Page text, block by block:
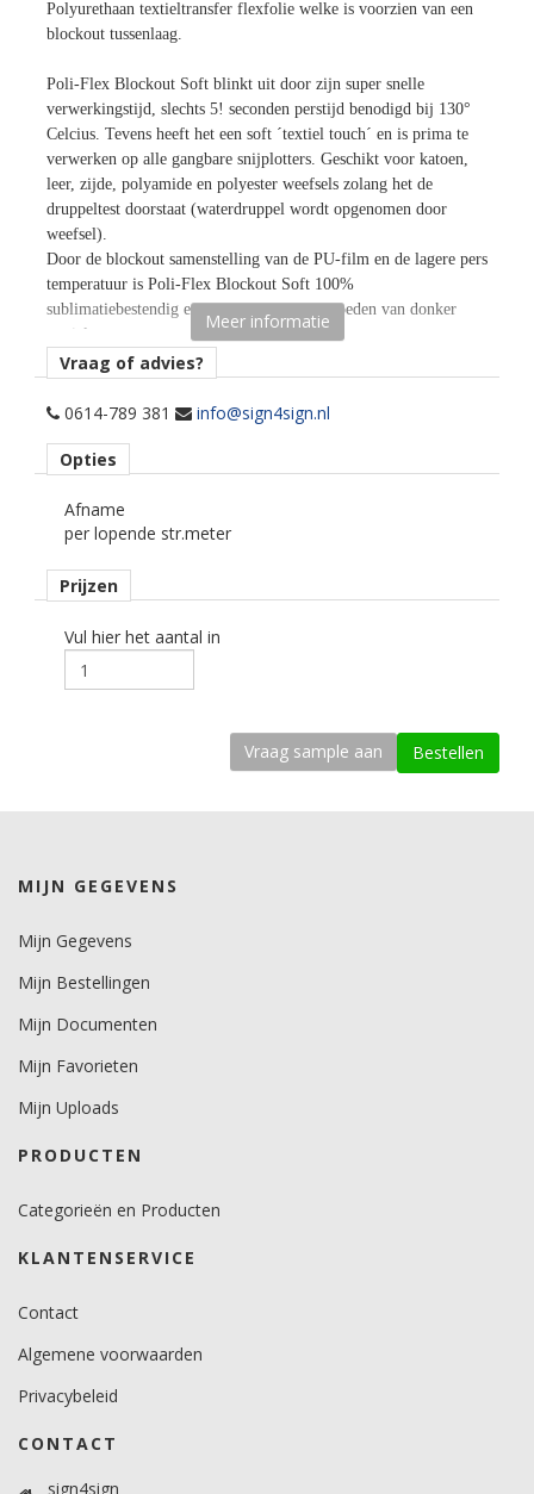
Polyurethaan textieltransfer flexfolie welke is voorzien van een
blockout tussenlaag.
Poli-Flex Blockout Soft blinkt uit door zijn super snelle
verwerkingstijd, slechts 5! seconden perstijd benodigd bij 130°
Celcius. Tevens heeft het een soft ´textiel touch´ en is prima te
verwerken op alle gangbare snijplotters. Geschikt voor katoen,
leer, zijde, polyamide en polyester weefsels zolang het de
druppeltest doorstaat (waterdruppel wordt opgenomen door
weefsel).
Door de blockout samenstelling van de PU-film en de lagere pers
temperatuur is Poli-Flex Blockout Soft 100%
sublimatiebestendig en vookomt het doorbloeden van donker
textiel.
Kenmerken en Transfersettings:
• Perstemperatuur: 130° Celsius.
• Persdruk: 2,5 - 3,0 bar (medium druk).
• Wasbaar op 60° Celsius.
• Soft textiel touch en 100% sublimatie bestendig.
Meer informatie
Vraag of advies?
0614-789 381 info@sign4sign.nl
Opties
Afname
per lopende str.meter
Prijzen
Vul hier het aantal in
MIJN GEGEVENS
Mijn Gegevens
Mijn Bestellingen
Mijn Documenten
Mijn Favorieten
Mijn Uploads
PRODUCTEN
Categorieën en Producten
KLANTENSERVICE
Contact
Algemene voorwaarden
Privacybeleid
CONTACT
sign4sign